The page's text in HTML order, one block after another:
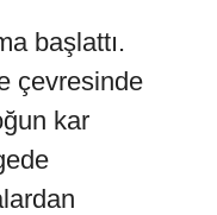
başlattı.
çevresinde
kar